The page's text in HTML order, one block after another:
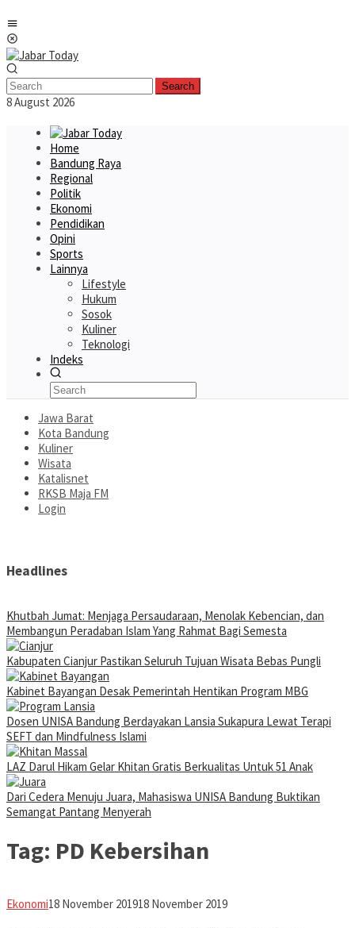
to
content
Search
8 August 2026
Home
Bandung Raya
Regional
Politik
Ekonomi
Pendidikan
Opini
Sports
Lainnya
Lifestyle
Hukum
Sosok
Kuliner
Teknologi
Indeks
Jawa Barat
Kota Bandung
Kuliner
Wisata
Katalisnet
RKSB Maja FM
Login
Headlines
Khutbah Jumat: Menjaga Persaudaraan, Menolak Kebencian, dan
Membangun Peradaban Islam Yang Rahmat Bagi Semesta
Kabupaten Cianjur Pastikan Seluruh Tujuan Wisata Bebas Pungli
Kabinet Bayangan Desak Pemerintah Hentikan Program MBG
Dosen UNISA Bandung Berdayakan Lansia Sukapura Lewat Terapi
SEFT dan Mindfulness Islami
LAZ Darul Hikam Gelar Khitan Gratis Berkualitas Untuk 51 Anak
Dari Cedera Menuju Juara, Mahasiswa UNISA Bandung Buktikan
Semangat Pantang Menyerah
Tag: PD Kebersihan
EkonomiJabar
18 November 201918 November 2019